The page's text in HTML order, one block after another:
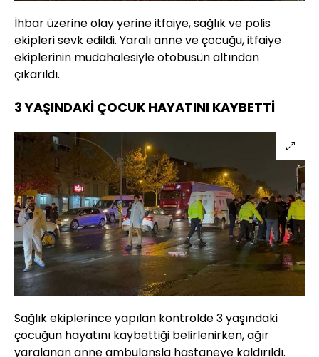
İhbar üzerine olay yerine itfaiye, sağlık ve polis
ekipleri sevk edildi. Yaralı anne ve çocuğu, itfaiye
ekiplerinin müdahalesiyle otobüsün altından
çıkarıldı.
3 YAŞINDAKİ ÇOCUK HAYATINI KAYBETTİ
Sağlık ekiplerince yapılan kontrolde 3 yaşındaki
çocuğun hayatını kaybettiği belirlenirken, ağır
yaralanan anne ambulansla hastaneye kaldırıldı.